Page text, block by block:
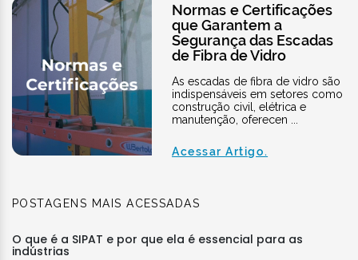
Normas e Certificações
que Garantem a
Segurança das Escadas
de Fibra de Vidro
As escadas de fibra de vidro são
indispensáveis em setores como
construção civil, elétrica e
manutenção, oferecen ...
Acessar Artigo.
POSTAGENS MAIS ACESSADAS
O que é a SIPAT e por que ela é essencial para as
indústrias